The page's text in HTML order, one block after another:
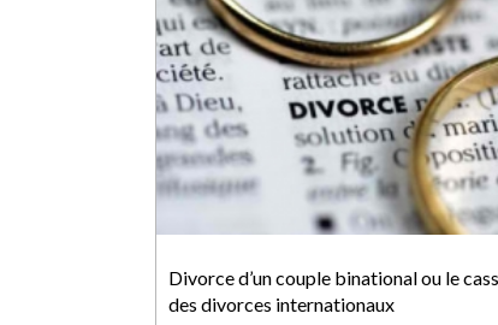
Divorce d’un couple binational ou le
des divorces internationaux